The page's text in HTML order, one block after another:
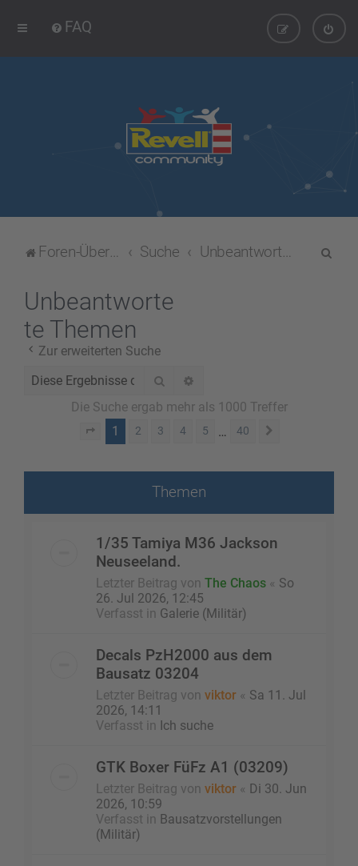
FAQ
Foren-Übersicht Suche Unbeantwortete Themen
Unbeantworte
te Themen
Zur erweiterten Suche
Suche
Die Suche ergab mehr als 1000 Treffer
Seite von 40
1 2 3 4 5 … 40
Themen
1/35 Tamiya M36 Jackson
Neuseeland.
Letzter Beitrag von The Chaos « So
26. Jul 2026, 12:45
Verfasst in Galerie (Militär)
Decals PzH2000 aus dem
Bausatz 03204
Letzter Beitrag von viktor « Sa 11. Jul
2026, 14:11
Verfasst in Ich suche
GTK Boxer FüFz A1 (03209)
Letzter Beitrag von viktor « Di 30. Jun
2026, 10:59
Verfasst in Bausatzvorstellungen
(Militär)